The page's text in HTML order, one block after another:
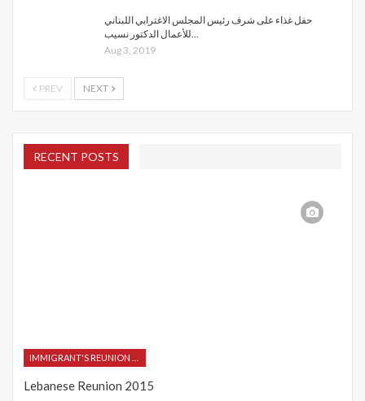
حفل غذاء على شرف رئيس المجلس الاغترابي اللبناني
للأعمال الدكتور نسيب…
Aug 3, 2019
PREV NEXT
RECENT POSTS
Lebanese Reunion 2015